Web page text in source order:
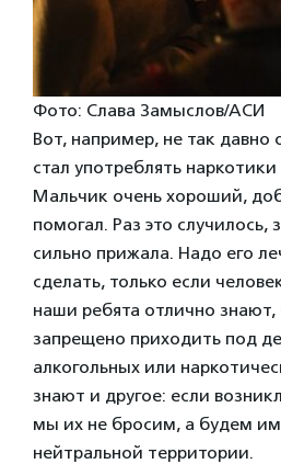
Фото: Слава Замыслов/АСИ
Вот, например, не так давно
стал употреблять
Мальчик очень хороший,
помогал. Раз это случилось,
сильно прижала. Надо его
сделать, только если
наши ребята отлично знают,
запрещено приходить под
алкогольных или
знают и другое: если
мы их не бросим, а будем
нейтральной территории.